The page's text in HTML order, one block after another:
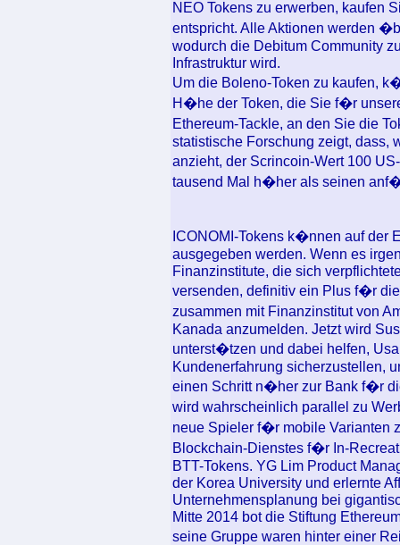
NEO Tokens zu erwerben, kaufen
entspricht. Alle Aktionen werden
wodurch die Debitum Community
Infrastruktur wird.
Um die Boleno-Token zu kaufen,
H�he der Token, die Sie f�r
Ethereum-Tackle, an den Sie die
statistische Forschung zeigt, dass,
anzieht, der Scrincoin-Wert 100
tausend Mal h�her als seinen
ICONOMI-Tokens k�nnen auf der
ausgegeben werden. Wenn es
Finanzinstitute, die sich
versenden, definitiv ein Plus f�r
zusammen mit Finanzinstitut von
Kanada anzumelden. Jetzt wird
unterst�tzen und dabei helfen,
Kundenerfahrung sicherzustellen,
einen Schritt n�her zur Bank f�r
wird wahrscheinlich parallel zu
neue Spieler f�r mobile Varianten
Blockchain-Dienstes f�r In-
BTT-Tokens. YG Lim Product
der Korea University und erlernte
Unternehmensplanung bei
Mitte 2014 bot die Stiftung
seine Gruppe waren hinter einer